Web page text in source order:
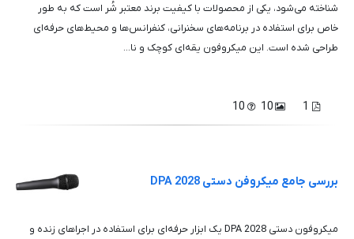
شناخته می‌شود، یکی از محصولات با کیفیت برند معتبر شُر است که به طور
خاص برای استفاده در برنامه‌های سخنرانی، کنفرانس‌ها و محیط‌های حرفه‌ای
طراحی شده است. این میکروفون یقه‌ای کوچک و نا...
1
10
10
بررسی جامع میکروفن دستی DPA 2028
میکروفون دستی DPA 2028 یک ابزار حرفه‌ای برای استفاده در اجراهای زنده و